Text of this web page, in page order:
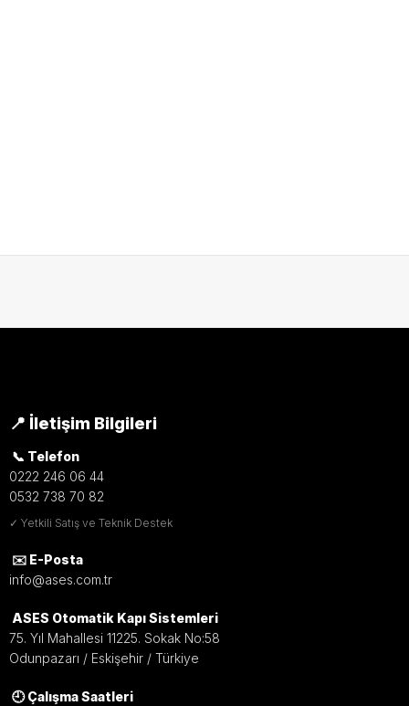
📍 İletişim Bilgileri
📞 Telefon
0222 246 06 44
0532 738 70 82
✓ Yetkili Satış ve Teknik Destek
✉️ E-Posta
info@ases.com.tr
ASES Otomatik Kapı Sistemleri
75. Yıl Mahallesi 11225. Sokak No:58
Odunpazarı / Eskişehir / Türkiye
🕘 Çalışma Saatleri